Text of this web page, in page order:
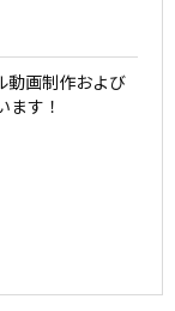
動画制作および
す！